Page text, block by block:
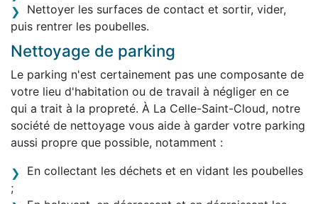
Nettoyer les surfaces de contact et sortir, vider,
puis rentrer les poubelles.
Nettoyage de parking
Le parking n'est certainement pas une composante de
votre lieu d'habitation ou de travail à négliger en ce
qui a trait à la propreté. À La Celle-Saint-Cloud, notre
société de nettoyage vous aide à garder votre parking
aussi propre que possible, notamment :
En collectant les déchets et en vidant les poubelles
;